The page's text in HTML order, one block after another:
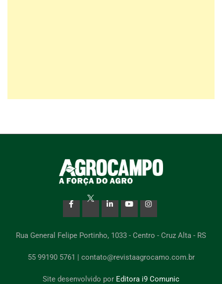
Rua General Felipe Portinho, 1033 - Centro - Cruz Alta - RS
55 99190 5761 | contato@revistaagrocamo.com.br
Site desenvolvido por Editora i9 Comunic